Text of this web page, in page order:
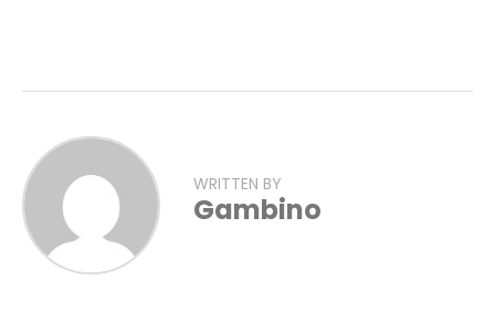
WRITTEN BY
Gambino